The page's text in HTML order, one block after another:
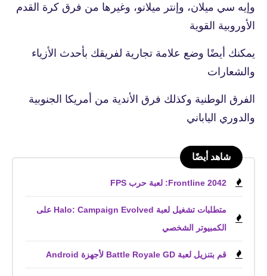
وإيه سي ميلان، وإنتر ميلانو، وغيرها من فرق كرة القدم
الأوروبية القوية
يمكنك أيضًا وضع علامة تجارية لفريقك بأحدث الأزياء
والشعارات
الفرق الوطنية وكذلك فرق الأندية من أمريكا الجنوبية
والدوري الياباني
شاهد أيضًا
Frontline 2042: لعبة حرب FPS
متطلبات تشغيل لعبة Halo: Campaign Evolved على
الكمبيوتر الشخصي
قم بتنزيل لعبة Battle Royale GD لأجهزة Android